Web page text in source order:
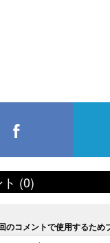
ト (0)
のコメントで使用するため